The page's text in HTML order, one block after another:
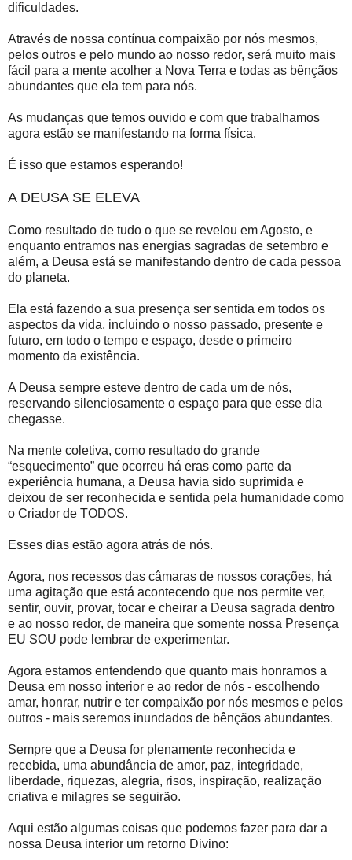
dificuldades.
Através de nossa contínua compaixão por nós mesmos,
pelos outros e pelo mundo ao nosso redor, será muito mais
fácil para a mente acolher a Nova Terra e todas as bênçãos
abundantes que ela tem para nós.
As mudanças que temos ouvido e com que trabalhamos
agora estão se manifestando na forma física.
É isso que estamos esperando!
A DEUSA SE ELEVA
Como resultado de tudo o que se revelou em Agosto, e
enquanto entramos nas energias sagradas de setembro e
além, a Deusa está se manifestando dentro de cada pessoa
do planeta.
Ela está fazendo a sua presença ser sentida em todos os
aspectos da vida, incluindo o nosso passado, presente e
futuro, em todo o tempo e espaço, desde o primeiro
momento da existência.
A Deusa sempre esteve dentro de cada um de nós,
reservando silenciosamente o espaço para que esse dia
chegasse.
Na mente coletiva, como resultado do grande
“esquecimento” que ocorreu há eras como parte da
experiência humana, a Deusa havia sido suprimida e
deixou de ser reconhecida e sentida pela humanidade como
o Criador de TODOS.
Esses dias estão agora atrás de nós.
Agora, nos recessos das câmaras de nossos corações, há
uma agitação que está acontecendo que nos permite ver,
sentir, ouvir, provar, tocar e cheirar a Deusa sagrada dentro
e ao nosso redor, de maneira que somente nossa Presença
EU SOU pode lembrar de experimentar.
Agora estamos entendendo que quanto mais honramos a
Deusa em nosso interior e ao redor de nós - escolhendo
amar, honrar, nutrir e ter compaixão por nós mesmos e pelos
outros - mais seremos inundados de bênçãos abundantes.
Sempre que a Deusa for plenamente reconhecida e
recebida, uma abundância de amor, paz, integridade,
liberdade, riquezas, alegria, risos, inspiração, realização
criativa e milagres se seguirão.
Aqui estão algumas coisas que podemos fazer para dar a
nossa Deusa interior um retorno Divino: